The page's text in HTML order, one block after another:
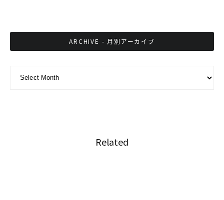
ARCHIVE - 月別アーカイブ
Related